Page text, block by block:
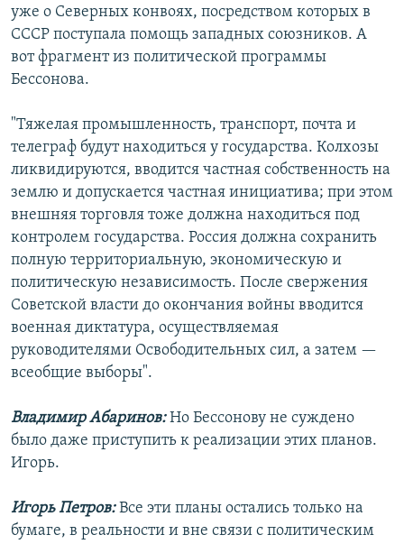
уже о Северных конвоях, посредством которых в
СССР поступала помощь западных союзников. А
вот фрагмент из политической программы
Бессонова.
"Тяжелая промышленность, транспорт, почта и
телеграф будут находиться у государства. Колхозы
ликвидируются, вводится частная собственность на
землю и допускается частная инициатива; при этом
внешняя торговля тоже должна находиться под
контролем государства. Россия должна сохранить
полную территориальную, экономическую и
политическую независимость. После свержения
Советской власти до окончания войны вводится
военная диктатура, осуществляемая
руководителями Освободительных сил, а затем —
всеобщие выборы".
Владимир Абаринов:Но Бессонову не суждено
было даже приступить к реализации этих планов.
Игорь.
Игорь Петров:Все эти планы остались только на
бумаге, в реальности и вне связи с политическим